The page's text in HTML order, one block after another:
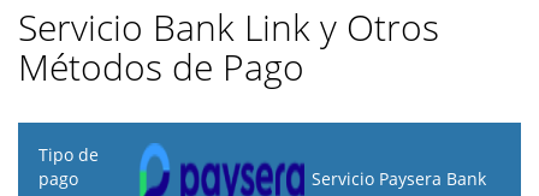
Servicio Bank Link y Otros
Métodos de Pago
Tipo
de
Servicio Paysera Bank